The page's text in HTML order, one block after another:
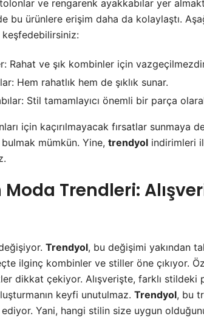
ve rengarenk ayakkabılar yer
bu ürünlere erişim daha da kolaylaştı.
Rahat ve şık kombinler için
Hem rahatlık hem de şıklık sunar.
Stil tamamlayıcı önemli bir parça
için kaçırılmayacak fırsatlar sunmaya
mümkün. Yine, trendyol indirimleri
Moda Trendleri:
Trendyol, bu değişimi yakından
ilginç kombinler ve stiller öne çıkıyor.
dikkat çekiyor. Alışverişte, farklı stildeki
keyfi unutulmaz. Trendyol, bu
Yani, hangi stilin size uygun